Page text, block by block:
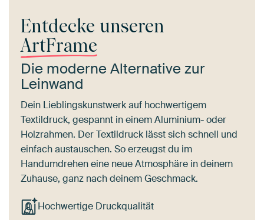
Entdecke unseren
ArtFrame
Die moderne Alternative zur
Leinwand
Dein Lieblingskunstwerk auf hochwertigem
Textildruck, gespannt in einem Aluminium- oder
Holzrahmen. Der Textildruck lässt sich schnell und
einfach austauschen. So erzeugst du im
Handumdrehen eine neue Atmosphäre in deinem
Zuhause, ganz nach deinem Geschmack.
Hochwertige Druckqualität